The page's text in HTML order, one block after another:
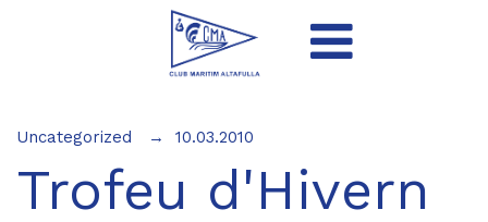
Uncategorized 10.03.2010
Trofeu d'Hivern